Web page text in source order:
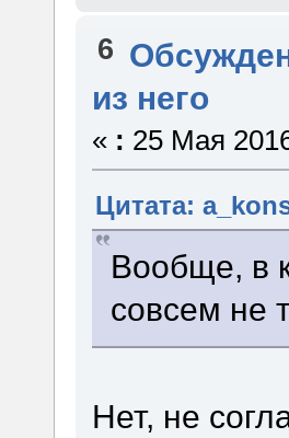
6
из него
« : 25 Мая
Цитата:
Вообще, в
совсем не
Нет, не